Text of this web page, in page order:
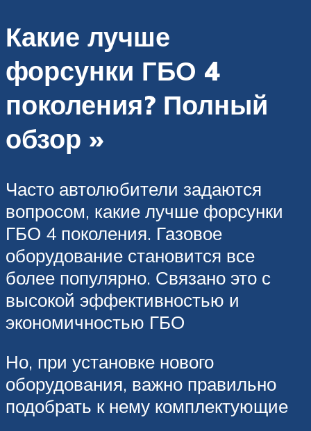
Какие лучше
форсунки ГБО 4
поколения? Полный
обзор »
Часто автолюбители задаются
вопросом, какие лучше форсунки
ГБО 4 поколения. Газовое
оборудование становится все
более популярно. Связано это с
высокой эффективностью и
экономичностью ГБО
Но, при установке нового
оборудования, важно правильно
подобрать к нему комплектующие